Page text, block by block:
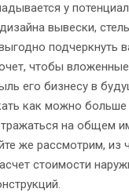
у
вывески,
подчеркнуть
чтобы
его бизнесу в
как можно
на общем
же рассмотрим, из
стоимости